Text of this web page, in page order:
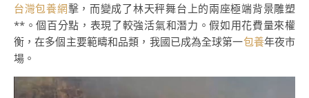
台灣包養網擊，而變成了林天秤舞台上的兩座極端背景雕塑
**。個百分點，表現了較強活氣和潛力。假如用花費量來權
衡，在多個主要範疇和品類，我國已成為全球第一包養年夜市
場。